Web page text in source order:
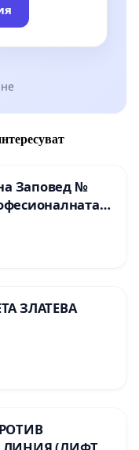
Заповед №
в
икономика и
ЗЛАТЕВА